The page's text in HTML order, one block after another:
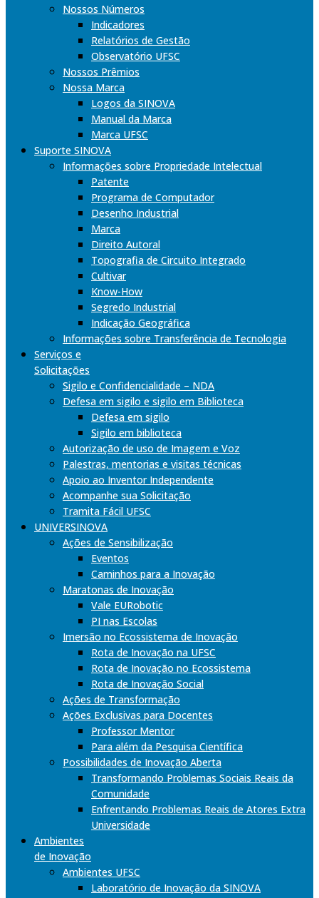
Nossos Números
Indicadores
Relatórios de Gestão
Observatório UFSC
Nossos Prêmios
Nossa Marca
Logos da SINOVA
Manual da Marca
Marca UFSC
Suporte SINOVA
Informações sobre Propriedade Intelectual
Patente
Programa de Computador
Desenho Industrial
Marca
Direito Autoral
Topografia de Circuito Integrado
Cultivar
Know-How
Segredo Industrial
Indicação Geográfica
Informações sobre Transferência de Tecnologia
Serviços e
Solicitações
Sigilo e Confidencialidade – NDA
Defesa em sigilo e sigilo em Biblioteca
Defesa em sigilo
Sigilo em biblioteca
Autorização de uso de Imagem e Voz
Palestras, mentorias e visitas técnicas
Apoio ao Inventor Independente
Acompanhe sua Solicitação
Tramita Fácil UFSC
UNIVERSINOVA
Ações de Sensibilização
Eventos
Caminhos para a Inovação
Maratonas de Inovação
Vale EURobotic
PI nas Escolas
Imersão no Ecossistema de Inovação
Rota de Inovação na UFSC
Rota de Inovação no Ecossistema
Rota de Inovação Social
Ações de Transformação
Ações Exclusivas para Docentes
Professor Mentor
Para além da Pesquisa Científica
Possibilidades de Inovação Aberta
Transformando Problemas Sociais Reais da
Comunidade
Enfrentando Problemas Reais de Atores Extra
Universidade
Ambientes
de Inovação
Ambientes UFSC
Laboratório de Inovação da SINOVA